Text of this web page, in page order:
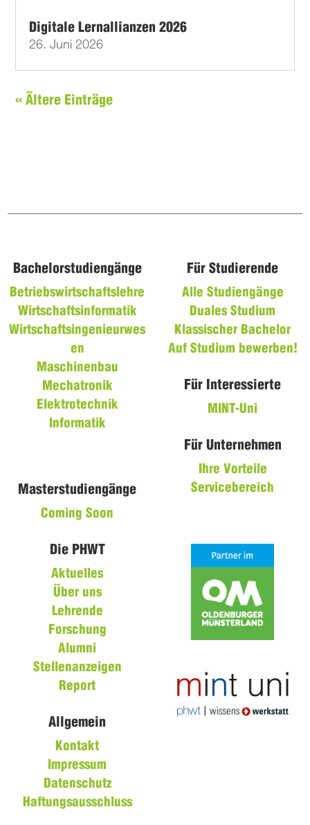
Digitale Lernallianzen 2026
26. Juni 2026
« Ältere Einträge
Bachelorstudiengänge
Betriebswirtschaftslehre
Wirtschaftsinformatik
Wirtschaftsingenieurwes
en
Maschinenbau
Mechatronik
Elektrotechnik
Informatik
Masterstudiengänge
Coming Soon
Für Studierende
Alle Studiengänge
Duales Studium
Klassischer Bachelor
Auf Studium bewerben!
Für Interessierte
MINT-Uni
Für Unternehmen
Ihre Vorteile
Servicebereich
Die PHWT
Aktuelles
Über uns
Lehrende
Forschung
Alumni
Stellenanzeigen
Report
Allgemein
Kontakt
Impressum
Datenschutz
Haftungsausschluss